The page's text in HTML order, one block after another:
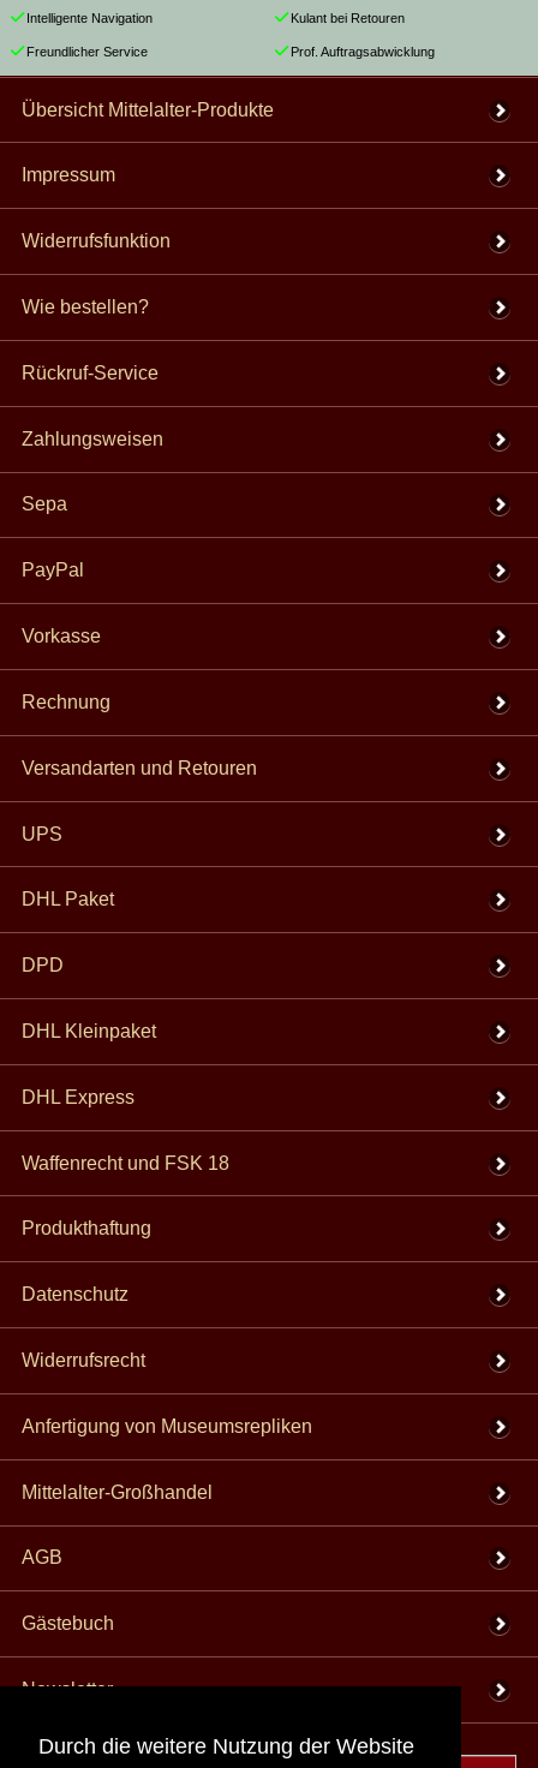
Durch die weitere Nutzung der Website
Intelligente Navigation
Freundlicher Service
Kulant bei Retouren
Prof. Auftragsabwicklung
Übersicht Mittelalter-Produkte
Impressum
Widerrufsfunktion
Wie bestellen?
Rückruf-Service
Zahlungsweisen
Sepa
PayPal
Vorkasse
Rechnung
Versandarten und Retouren
UPS
DHL Paket
DPD
DHL Kleinpaket
DHL Express
Waffenrecht und FSK 18
Produkthaftung
Datenschutz
Widerrufsrecht
Anfertigung von Museumsrepliken
Mittelalter-Großhandel
AGB
Gästebuch
Newsletter